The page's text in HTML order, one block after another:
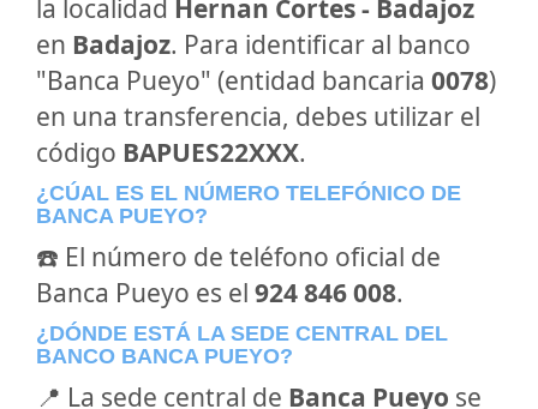
la localidad Hernan Cortes - Badajoz
en Badajoz. Para identificar al banco
"Banca Pueyo" (entidad bancaria 0078)
en una transferencia, debes utilizar el
código BAPUES22XXX.
¿CÚAL ES EL NÚMERO TELEFÓNICO DE
BANCA PUEYO?
☎️ El número de teléfono oficial de
Banca Pueyo es el 924 846 008.
¿DÓNDE ESTÁ LA SEDE CENTRAL DEL
BANCO BANCA PUEYO?
📍 La sede central de Banca Pueyo se